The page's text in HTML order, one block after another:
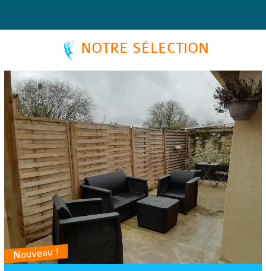
NOTRE SÉLECTION
Nouveau !